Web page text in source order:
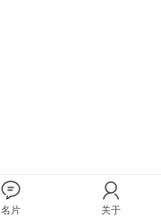
名片 关于